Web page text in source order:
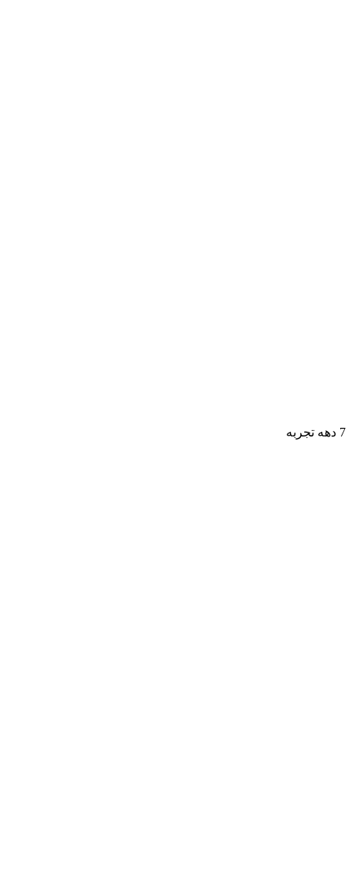
7 دهه تجربه